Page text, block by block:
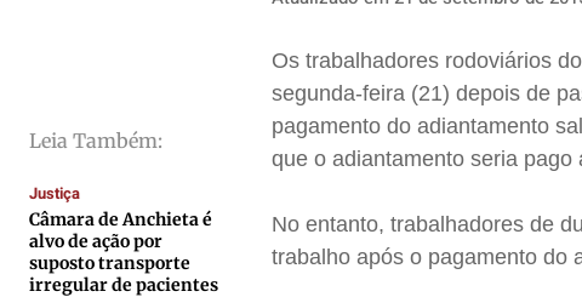
Gustavo Bastos
Jr Mignone (in memorian)
Wanda Sily
Gustavo Bastos
Jr Mignone (in memorian)
Wanda Sily
Gustavo Bastos
Jr Mignone (in memorian)
Wanda Sily
Gustavo Bastos
Jr Mignone (in memorian)
Wanda Sily
Leia Também:
Justiça
Câmara de Anchieta é
alvo de ação por
suposto transporte
irregular de pacientes
Os trabalhadores rodoviários
segunda-feira (21) depois de
pagamento do adiantamento
que o adiantamento seria pago
No entanto, trabalhadores de
trabalho após o pagamento do